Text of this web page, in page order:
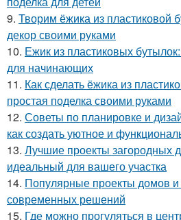
9. Творим ёжика из пластиковой
декор своими руками
10. Ежик из пластиковых
для начинающих
11. Как сделать ёжика из
простая поделка своими руками
12. Советы по планировке и
как создать уютное и
13. Лучшие проекты загородных
идеальный для вашего участка
14. Популярные проекты домов и
современных решений
15. Где можно прогуляться в